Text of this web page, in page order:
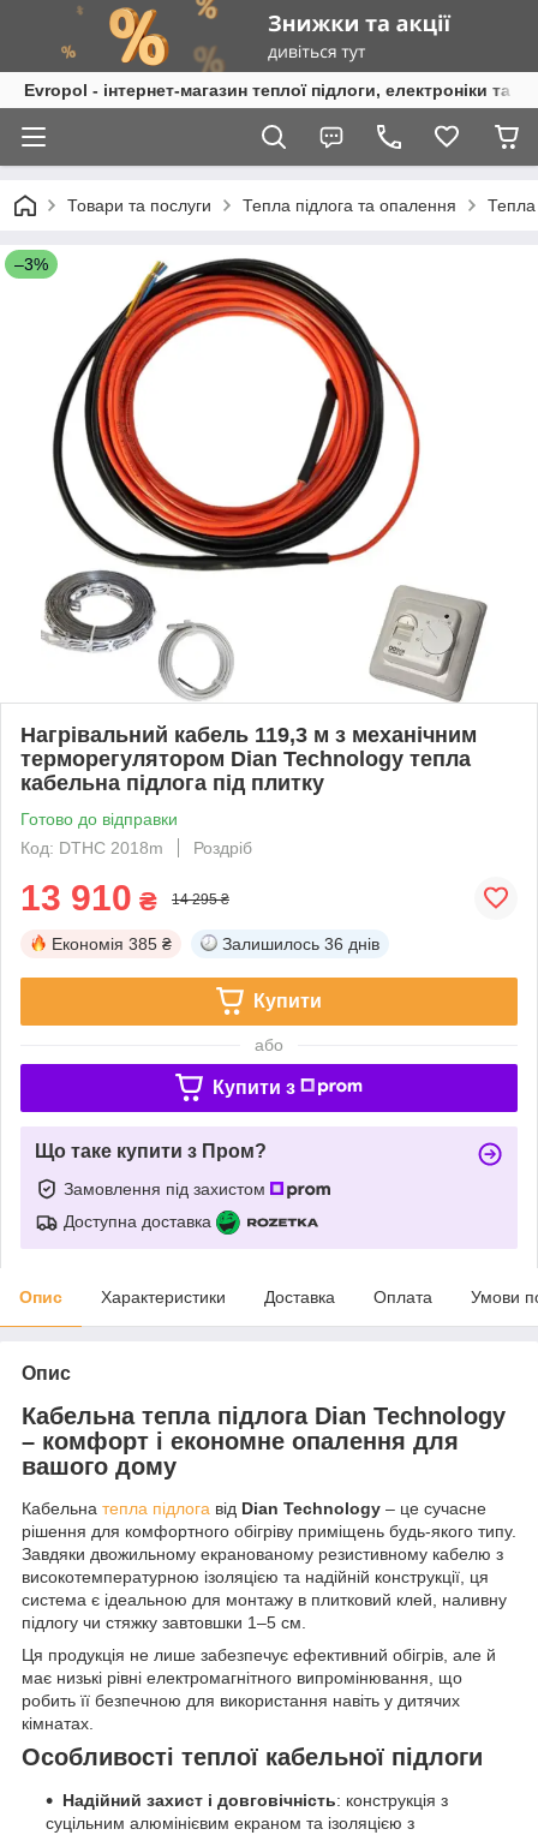
Evropol - інтернет-магазин теплої підлоги, електроніки та
Товари та послуги Тепла підлога та опалення Тепла
–3%
Нагрівальний кабель 119,3 м з механічним
терморегулятором Dian Technology тепла
кабельна підлога під плитку
Готово до відправки
Код: DTHC 2018m
Роздріб
13 910 ₴ 14 295 ₴
Економія 385 ₴ Залишилось 36 днів
Купити
або
Купити з
Що таке купити з Пром?
Замовлення під захистом
Доступна доставка
Опис Характеристики Доставка Оплата Умови
Опис
Кабельна тепла підлога Dian Technology
– комфорт і економне опалення для
вашого дому
Кабельна тепла підлога від Dian Technology – це сучасне
рішення для комфортного обігріву приміщень будь-якого типу.
Завдяки двожильному екранованому резистивному кабелю з
високотемпературною ізоляцією та надійній конструкції, ця
система є ідеальною для монтажу в плитковий клей, наливну
підлогу чи стяжку завтовшки 1–5 см.
Ця продукція не лише забезпечує ефективний обігрів, але й
має низькі рівні електромагнітного випромінювання, що
робить її безпечною для використання навіть у дитячих
кімнатах.
Особливості теплої кабельної підлоги
Надійний захист і довговічність: конструкція з
суцільним алюмінієвим екраном та ізоляцією з